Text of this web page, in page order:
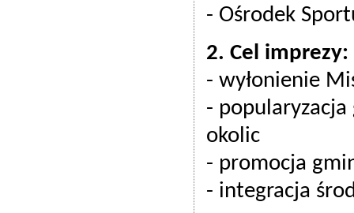
- Ośrodek
2. Cel imprezy:
- wyłonienie
-
okolic
- promocja
- integracja